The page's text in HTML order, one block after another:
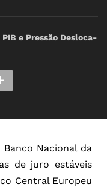
e Pressão Desloca-
Nacional da
de juro estáveis
Central Europeu